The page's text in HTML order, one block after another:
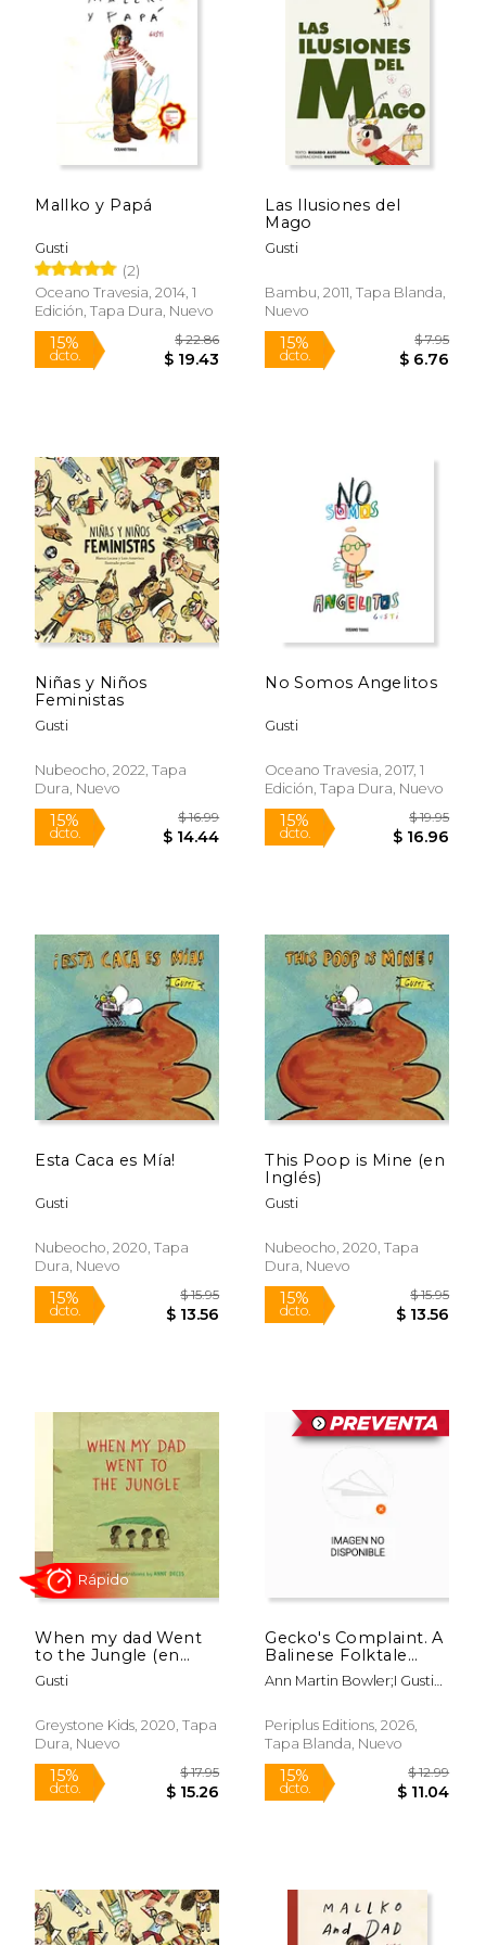
Mallko y Papá
Gusti
(2)
Oceano Travesia, 2014, 1
Edición, Tapa Dura, Nuevo
15%
dcto.
$ 22.86
$ 19.43
Las Ilusiones del
Mago
Gusti
Bambu, 2011, Tapa Blanda,
Nuevo
15%
dcto.
Niñas y Niños
Feministas
Gusti
Nubeocho, 2022, Tapa
Dura, Nuevo
dcto. $ 14.44
No Somos Angelitos
Gusti
Oceano Travesia, 2017, 1
Edición, Tapa Dura, Nuevo
15%
dcto. $
Esta Caca es Mía!
Gusti
Nubeocho, 2020, Tapa
Dura, Nuevo
15%
dcto.
This Poop is Mine (en
Inglés)
Gusti
Nubeocho, 2020, Tapa
Dura, Nuevo
15%
When my dad Went
to the Jungle (en
Inglés)
Gusti
Greystone Kids, 2020, Tapa
Dura, Nuevo
Gecko's Complaint. A
Balinese Folktale
(Bilingual Edition -
English and
Inglés)
Ann Martin Bowler;I Gusti
Periplus Editions, 2026,
Tapa Blanda, Nuevo